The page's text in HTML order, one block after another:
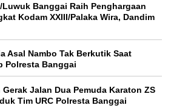
Banggai Raih Penghargaan
Kodam XXIII/Palaka Wira, Dandim
Asal Nambo Tak Berkutik Saat
Polresta Banggai
Jalan Dua Pemuda Karaton ZS
Tim URC Polresta Banggai